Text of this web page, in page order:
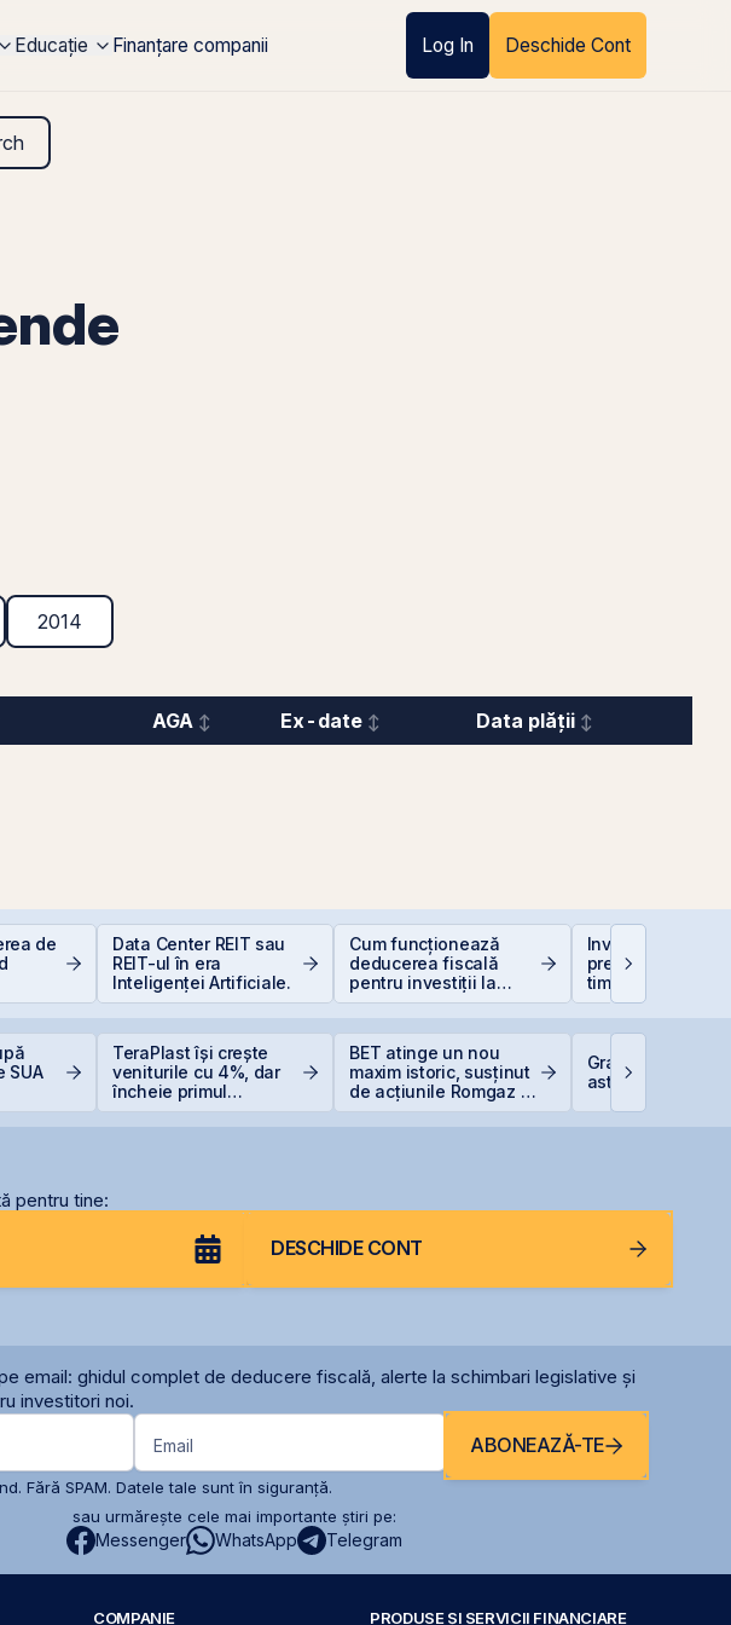
Educație Finanțare companii Log In Deschide Cont
2014
AGA Ex-date Data plății
de
Data Center REIT sau
REIT-ul în era
Inteligenței Artificiale.
Cum funcționează
deducerea fiscală
pentru investiții la
bursă
Investiții la 50+
prea târziu sau
timp?
SUA
TeraPlast își crește
veniturile cu 4%, dar
încheie primul
BET atinge un nou
maxim istoric, susținut
de acțiunile Romgaz și
Graffiti Plus
astăzi pe piața
pentru tine:
DESCHIDE CONT
email: ghidul complet de deducere fiscală, alerte la schimbari legislative și
investitori noi.
Email ABONEAZĂ-TE
Fără SPAM. Datele tale sunt în siguranță.
sau urmărește cele mai importante știri pe:
Messenger WhatsApp Telegram
COMPANIE PRODUSE ȘI SERVICII FINANCIARE